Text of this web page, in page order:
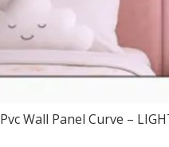
Pvc Wall Panel Curve –